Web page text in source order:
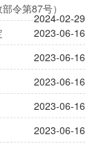
令第87号）
2024-02-29
2023-06-16
2023-06-16
2023-06-16
2023-06-16
2023-06-16